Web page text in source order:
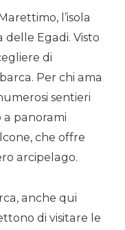
l’isola
Egadi. Visto
di
Per chi ama
sentieri
a panorami
che offre
arcipelago.
anche qui
di visitare le